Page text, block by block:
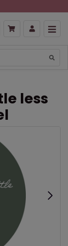
less